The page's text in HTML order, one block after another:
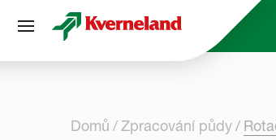
Domů Zpracování půdy
Panel pro správu cookies